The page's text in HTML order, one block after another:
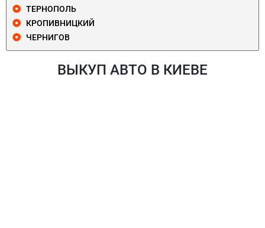
ТЕРНОПОЛЬ
КРОПИВНИЦКИЙ
ЧЕРНИГОВ
ВЫКУП АВТО В КИЕВЕ